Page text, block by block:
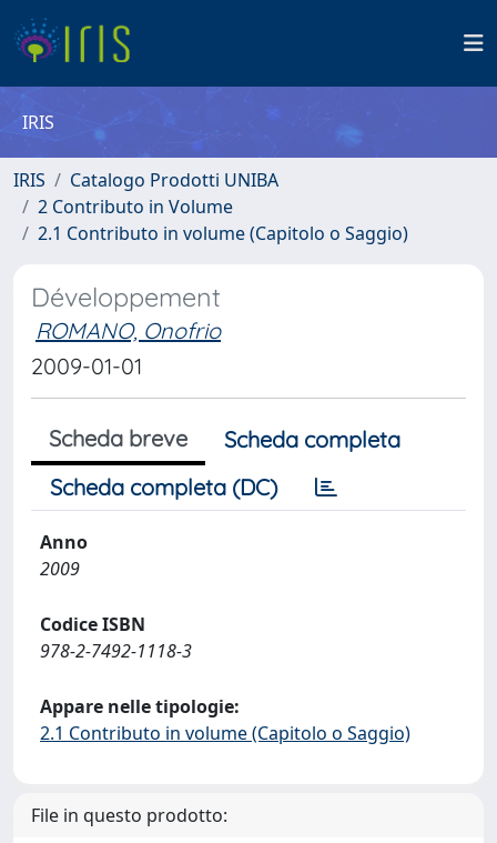
IRIS
IRIS
Catalogo Prodotti UNIBA
2 Contributo in Volume
2.1 Contributo in volume (Capitolo o Saggio)
Développement
ROMANO, Onofrio
2009-01-01
Scheda breve
Scheda completa
Scheda completa (DC)
Anno
2009
Codice ISBN
978-2-7492-1118-3
Appare nelle tipologie:
2.1 Contributo in volume (Capitolo o Saggio)
File in questo prodotto: